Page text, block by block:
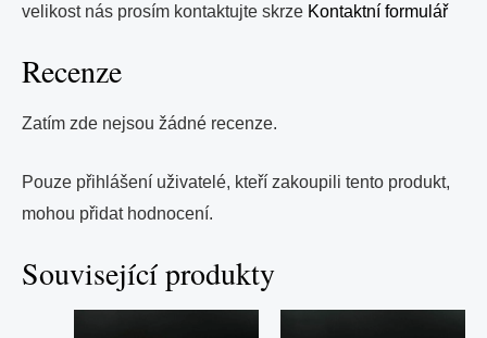
velikost nás prosím kontaktujte skrze Kontaktní formulář
Recenze
Zatím zde nejsou žádné recenze.
Pouze přihlášení uživatelé, kteří zakoupili tento produkt,
mohou přidat hodnocení.
Související produkty